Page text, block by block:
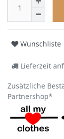
Wunschliste
Lieferzeit
Zusätzliche
Partnershop*